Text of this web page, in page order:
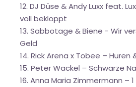
12. DJ Düse & Andy Luxx feat.
voll bekloppt
13. Sabbotage & Biene - Wir
Geld
14. Rick Arena x Tobee – Huren
15. Peter Wackel – Schwarze
16. Anna Maria Zimmermann –